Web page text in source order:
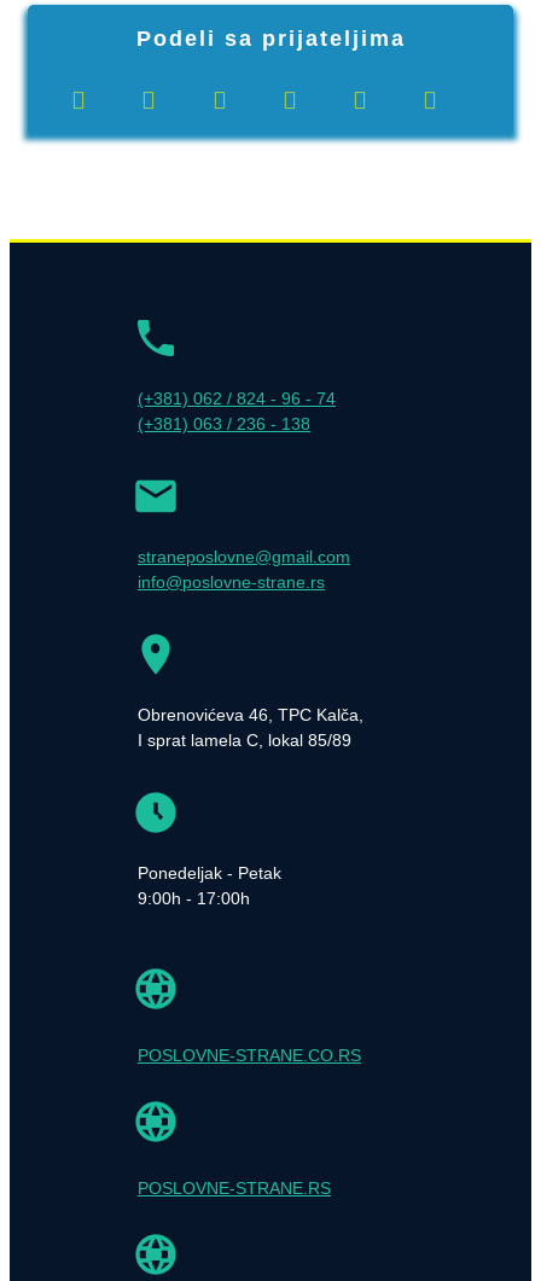
Podeli sa prijateljima
(+381) 062 / 824 - 96 - 74
(+381) 063 / 236 - 138
straneposlovne@gmail.com
info@poslovne-strane.rs
Obrenovićeva 46, TPC Kalča,
I sprat lamela C, lokal 85/89
Ponedeljak - Petak
9:00h - 17:00h
POSLOVNE-STRANE.CO.RS
POSLOVNE-STRANE.RS